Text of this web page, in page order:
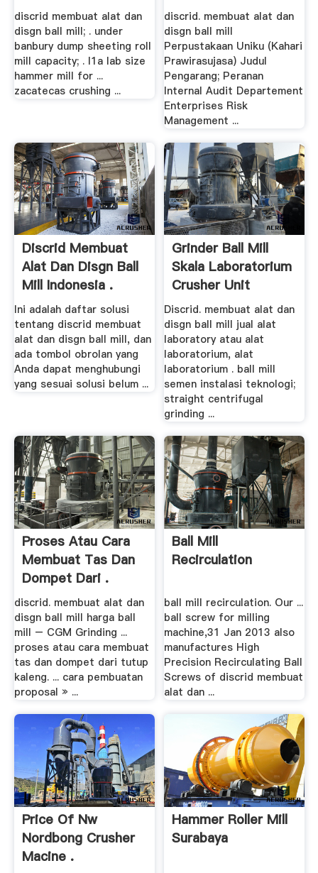
discrid membuat alat dan
disgn ball mill; . under
banbury dump sheeting roll
mill capacity; . l1a lab size
hammer mill for ...
zacatecas crushing ...
discrid. membuat alat dan
disgn ball mill
Perpustakaan Uniku (Kahari
Prawirasujasa) Judul
Pengarang; Peranan
Internal Audit Departement
Enterprises Risk
Management ...
Discrid Membuat
Alat Dan Disgn Ball
Mill Indonesia .
Ini adalah daftar solusi
tentang discrid membuat
alat dan disgn ball mill, dan
ada tombol obrolan yang
Anda dapat menghubungi
yang sesuai solusi belum ...
Grinder Ball Mill
Skala Laboratorium
Crusher Unit
Discrid. membuat alat dan
disgn ball mill jual alat
laboratory atau alat
laboratorium, alat
laboratorium . ball mill
semen instalasi teknologi;
straight centrifugal
grinding ...
Proses Atau Cara
Membuat Tas Dan
Dompet Dari .
discrid. membuat alat dan
disgn ball mill harga ball
mill – CGM Grinding ...
proses atau cara membuat
tas dan dompet dari tutup
kaleng. ... cara pembuatan
proposal » ...
Ball Mill
Recirculation
ball mill recirculation. Our ...
ball screw for milling
machine,31 Jan 2013 also
manufactures High
Precision Recirculating Ball
Screws of discrid membuat
alat dan ...
Price Of Nw
Nordbong Crusher
Macine .
Hammer Roller Mill
Surabaya